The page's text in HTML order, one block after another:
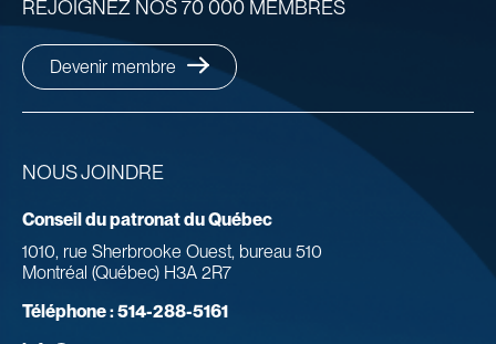
NOUS JOINDRE
Conseil du patronat du Québec
1010, rue Sherbrooke Ouest, bureau 510
Montréal (Québec) H3A 2R7
Téléphone :514-288-5161
REJOIGNEZ NOS 70 000 MEMBRES
Devenir membre